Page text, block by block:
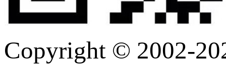
Copyright © 2002-